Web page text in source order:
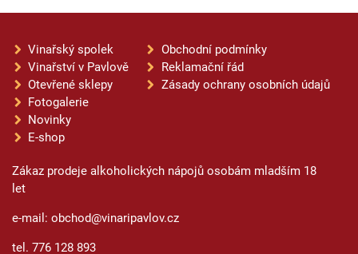
Vinařský spolek
Vinařství v Pavlově
Otevřené sklepy
Fotogalerie
Novinky
E-shop
Obchodní podmínky
Reklamační řád
Zásady ochrany osobních údajů
Zákaz prodeje alkoholických nápojů osobám mladším 18
let
e-mail: obchod@vinaripavlov.cz
tel. 776 128 893